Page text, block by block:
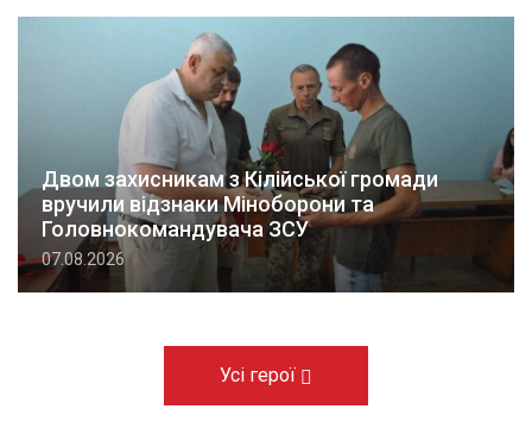
Двом захисникам з Кілійської громади
вручили відзнаки Міноборони та
Головнокомандувача ЗСУ
07.08.2026
Усі герої